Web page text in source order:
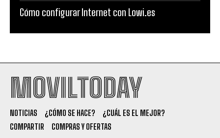
Cómo configurar Internet con Lowi.es
MOVILTODAY
NOTICIAS ¿CÓMO SE HACE?
¿CUÁL ES EL MEJOR?
COMPARTIR
COMPRAS Y OFERTAS